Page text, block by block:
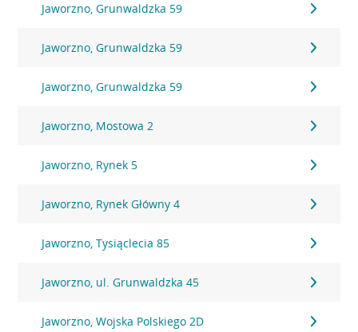
Jaworzno, Grunwaldzka 59
Jaworzno, Grunwaldzka 59
Jaworzno, Grunwaldzka 59
Jaworzno, Mostowa 2
Jaworzno, Rynek 5
Jaworzno, Rynek Główny 4
Jaworzno, Tysiąclecia 85
Jaworzno, ul. Grunwaldzka 45
Jaworzno, Wojska Polskiego 2D